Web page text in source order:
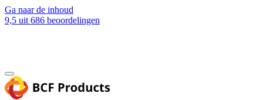
Ga naar de inhoud
9,5 uit 686 beoordelingen